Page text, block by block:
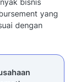
bisnis
yang
dengan